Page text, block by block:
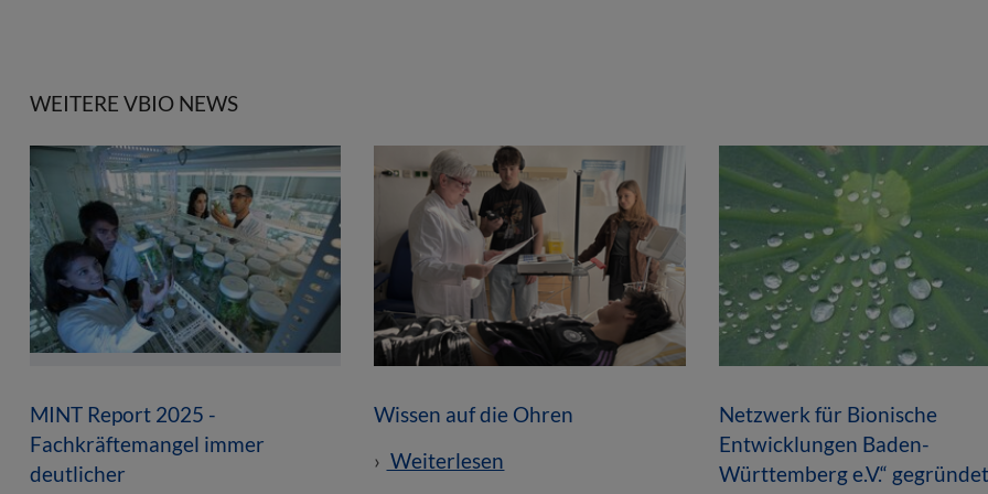
WEITERE VBIO NEWS
MINT Report 2025 -
Fachkräftemangel immer
deutlicher
Wissen auf die Ohren
Weiterlesen
Netzwerk für Bionische
Entwicklungen Baden-
Württemberg e.V.“ gegründet